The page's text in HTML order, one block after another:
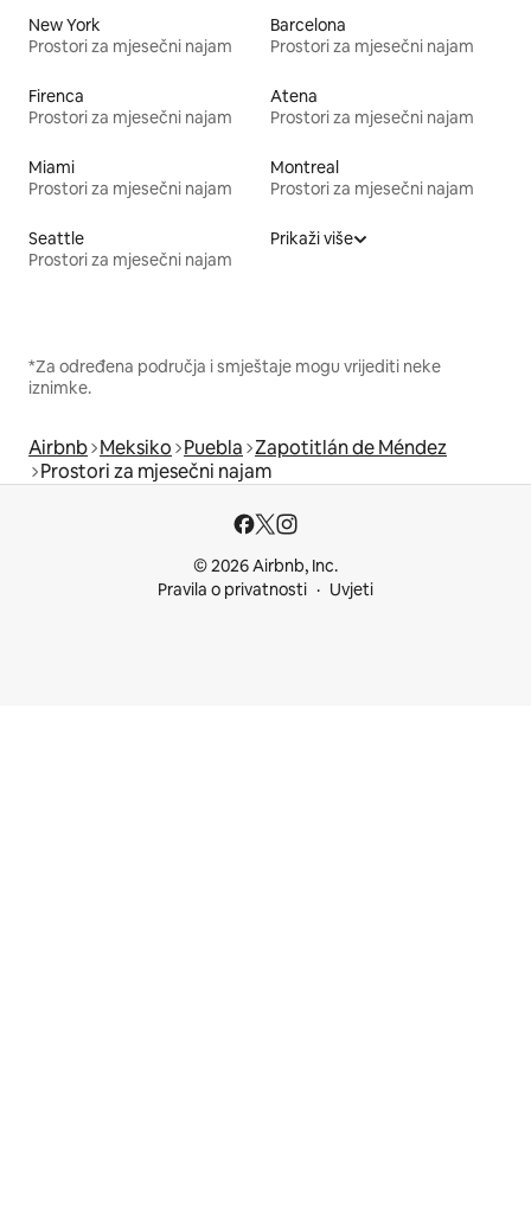
New York
Prostori za mjesečni najam
Barcelona
Prostori za mjesečni najam
Firenca
Prostori za mjesečni najam
Atena
Prostori za mjesečni najam
Miami
Prostori za mjesečni najam
Montreal
Prostori za mjesečni najam
Seattle
Prostori za mjesečni najam
Prikaži više
*Za određena područja i smještaje mogu vrijediti neke
iznimke.
Airbnb Meksiko Puebla Zapotitlán de Méndez
Prostori za mjesečni najam
© 2026 Airbnb, Inc.
Pravila o privatnosti
Uvjeti